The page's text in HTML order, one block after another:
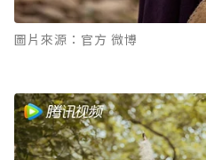
圖片來源：官方 微博